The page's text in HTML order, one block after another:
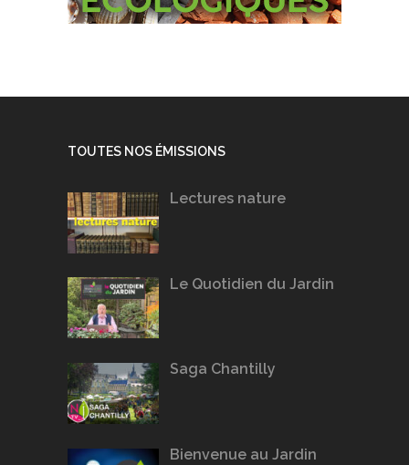
TOUTES NOS ÉMISSIONS
Lectures nature
Le Quotidien du Jardin
Saga Chantilly
Bienvenue au Jardin